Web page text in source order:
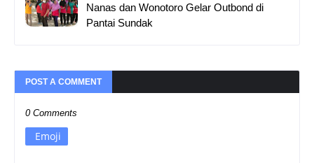
Nanas dan Wonotoro Gelar Outbond di
Pantai Sundak
POST A COMMENT
0 Comments
Emoji